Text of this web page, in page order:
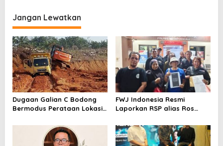
Jangan Lewatkan
Dugaan Galian C Bodong
Bermodus Perataan Lokasi
Riau Akan Tinjauan Lokasi
FWJ Indonesia Resmi
Laporkan RSP alias Ros